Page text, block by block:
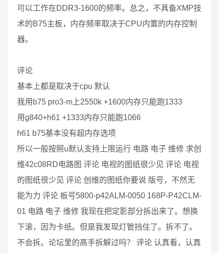
可以工作在DDR3-1600的频率。总之，不具备XMP技
术的B75主板，内存频率取决于CPU内置的内存控制
器。
评论
基本上都是取决于cpu 默认
我用b75 pro3-m上2550k +1600内存只能跑1333
用g840+h61 +1333内存只能跑1066
h61 b75基本没有超内存选项
所以一般按照u默认支持上限运行 电路 电子 维修 求创
维42c08RD电路图 评论 电视的图纸很少见 评论 电视
的图纸很少见 评论 创维的图纸你要说 版号，不然无
能为力 评论 板号5800-p42ALM-0050 168P-P42CLM-
01 电路 电子 维修 我现在把定影部分拆出来了。想换
下滚，因为卡纸。但是我发现灯管挡住了。拆不了。
不会拆。论坛里的高手拆解过吗？ 评论 认真看，认真